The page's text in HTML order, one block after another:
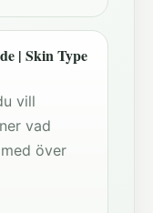
| Skin Type
vill
vad
över